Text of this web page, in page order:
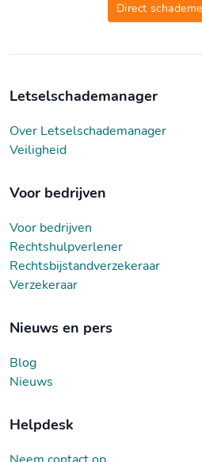
Direct
Letselschademanager
Over Letselschademanager
Veiligheid
Voor bedrijven
Voor bedrijven
Rechtshulpverlener
Rechtsbijstandverzekeraar
Verzekeraar
Nieuws en pers
Blog
Nieuws
Helpdesk